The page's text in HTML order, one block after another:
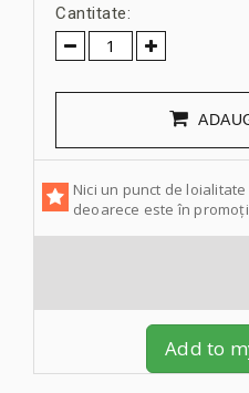
Cantitate:
Nici un punct de
deoarece este în
Add to